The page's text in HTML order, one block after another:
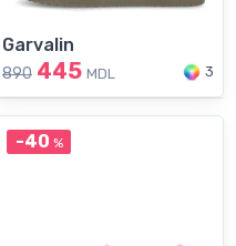
Garvalin
890 445 MDL 3
-40 %